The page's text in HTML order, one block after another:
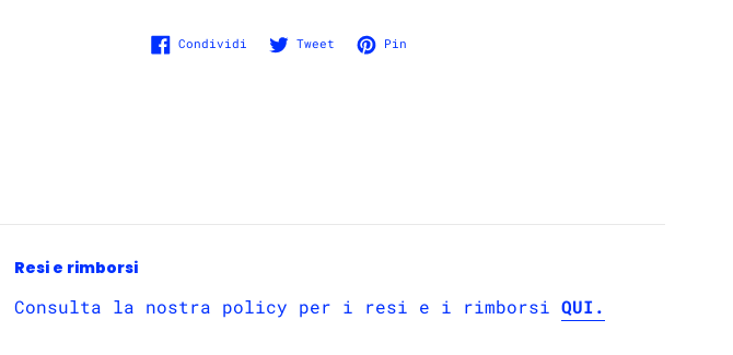
Condividi Condividi su Facebook
Tweet Twitta su Twitter
Pin
Resi e rimborsi
Consulta la nostra policy per i resi e i rimborsi QUI.